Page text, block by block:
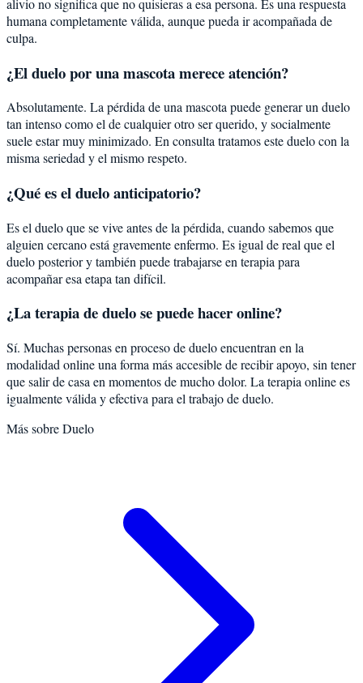
alivio no significa que no quisieras a esa persona. Es una respuesta
humana completamente válida, aunque pueda ir acompañada de
culpa.
¿El duelo por una mascota merece atención?
Absolutamente. La pérdida de una mascota puede generar un duelo
tan intenso como el de cualquier otro ser querido, y socialmente
suele estar muy minimizado. En consulta tratamos este duelo con la
misma seriedad y el mismo respeto.
¿Qué es el duelo anticipatorio?
Es el duelo que se vive antes de la pérdida, cuando sabemos que
alguien cercano está gravemente enfermo. Es igual de real que el
duelo posterior y también puede trabajarse en terapia para
acompañar esa etapa tan difícil.
¿La terapia de duelo se puede hacer online?
Sí. Muchas personas en proceso de duelo encuentran en la
modalidad online una forma más accesible de recibir apoyo, sin tener
que salir de casa en momentos de mucho dolor. La terapia online es
igualmente válida y efectiva para el trabajo de duelo.
Más sobreDuelo